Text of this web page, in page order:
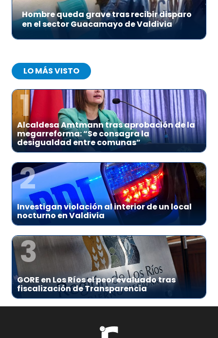
Hombre queda grave tras recibir disparo
en el sector Guacamayo de Valdivia
LO MÁS VISTO
1
Alcaldesa Amtmann tras aprobación de la
megarreforma: “Se consagra la
desigualdad entre comunas”
2
Investigan violación al interior de un local
nocturno en Valdivia
3
GORE en Los Ríos el peor evaluado tras
fiscalización de Transparencia